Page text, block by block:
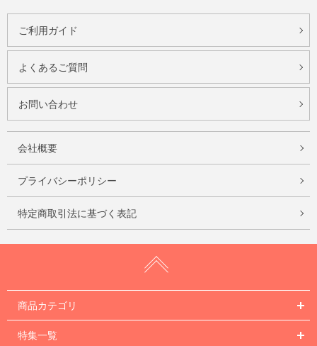
ご利用ガイド
よくあるご質問
お問い合わせ
会社概要
プライバシーポリシー
特定商取引法に基づく表記
商品カテゴリ
特集一覧